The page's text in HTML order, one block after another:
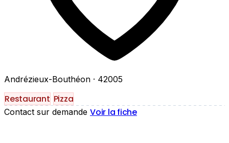
Andrézieux-Bouthéon · 42005
Restaurant Pizza
Contact sur demande Voir la fiche